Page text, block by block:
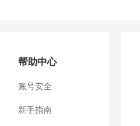
帮助中心
账号安全
新手指南